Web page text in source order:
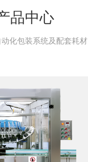
品中心
化包装系统及配套耗材